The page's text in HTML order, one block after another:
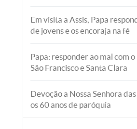
Em visita a Assis, Papa
de jovens e os encoraja na fé
Papa: responder ao mal com
São Francisco e Santa Clara
Devoção a Nossa Senhora
os 60 anos de paróquia